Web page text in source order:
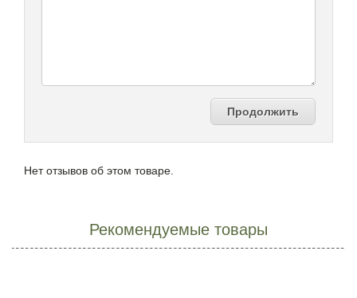
Продолжить
Нет отзывов об этом товаре.
Рекомендуемые товары